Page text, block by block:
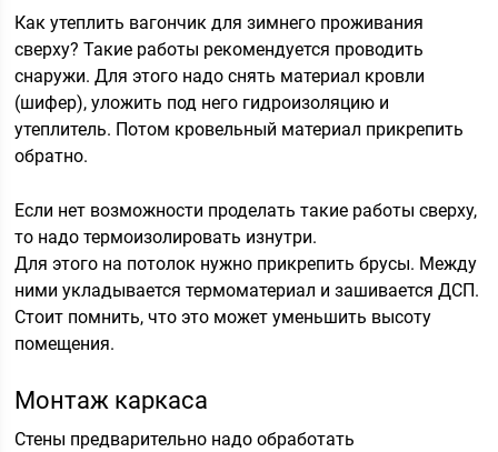
Как утеплить вагончик для зимнего проживания
сверху? Такие работы рекомендуется проводить
снаружи. Для этого надо снять материал кровли
(шифер), уложить под него гидроизоляцию и
утеплитель. Потом кровельный материал прикрепить
обратно.
Если нет возможности проделать такие работы сверху,
то надо термоизолировать изнутри.
Для этого на потолок нужно прикрепить брусы. Между
ними укладывается термоматериал и зашивается ДСП.
Стоит помнить, что это может уменьшить высоту
помещения.
Монтаж каркаса
Стены предварительно надо обработать